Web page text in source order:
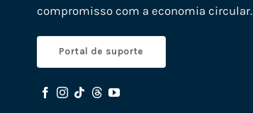
compromisso com a economia circular.
Portal de suporte